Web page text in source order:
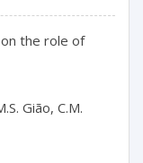
the role of
Gião, C.M.